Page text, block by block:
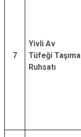
7
Yivli Av
Tüfeği Taşıma
Ruhsatı